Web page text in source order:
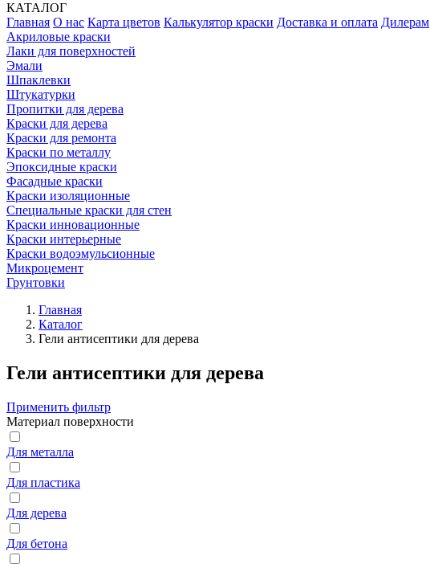
КАТАЛОГ
Главная О нас Карта цветов Калькулятор краски Доставка и оплата Дилерам
Акриловые краски
Лаки для поверхностей
Эмали
Шпаклевки
Штукатурки
Пропитки для дерева
Краски для дерева
Краски для ремонта
Краски по металлу
Эпоксидные краски
Фасадные краски
Краски изоляционные
Специальные краски для стен
Краски инновационные
Краски интерьерные
Краски водоэмульсионные
Микроцемент
Грунтовки
Главная
Каталог
Гели антисептики для дерева
Гели антисептики для дерева
Применить фильтр
Материал поверхности
Для металла
Для пластика
Для дерева
Для бетона